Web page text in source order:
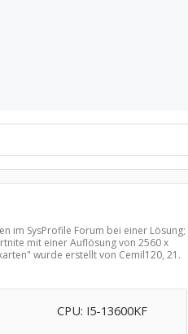
im SysProfile Forum bei einer Lösung;
mit einer Auflösung von 2560 x
" wurde erstellt von Cemil120, 21.
CPU: I5-13600KF